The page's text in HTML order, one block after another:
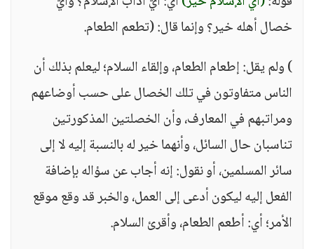
خصال أهله خير؟ وإنما قال: (تطعم الطعام.
) ولم يقل: إطعام الطعام، وإلقاء السلام؛ ليعلم بذلك أن
الناس متفاوتون في تلك الخصال على حسب أوضاعهم
ومراتبهم في المعارف، وأن الخصلتين المذكورتين
تناسبان حال السائل، وأنهما خير له بالنسبة إليه لا إلى
سائر المسلمين، أو نقول: إنه أجاب عن سؤاله بإضافة
الفعل إليه ليكون أدعى إلى العمل، والخبر قد وقع موقع
الأمر؛ أي: أطعم الطعام، وأقرئ السلام.